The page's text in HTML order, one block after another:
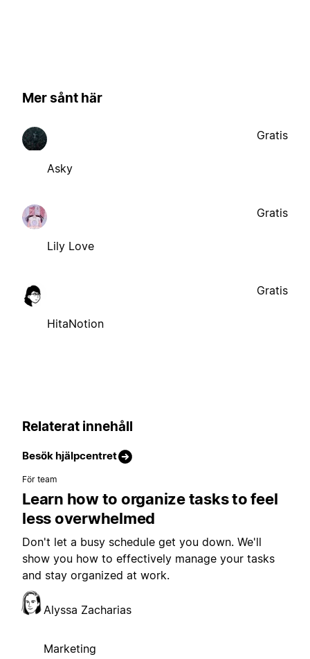
Mer sånt här
Asky
Gratis
Lily Love
Gratis
HitaNotion
Gratis
Relaterat innehåll
Besök hjälpcentret
För team
Learn how to organize tasks to feel
less overwhelmed
Don't let a busy schedule get you down. We'll
show you how to effectively manage your tasks
and stay organized at work.
Alyssa Zacharias
Marketing